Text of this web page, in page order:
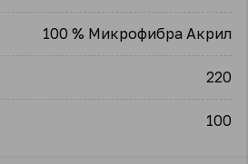
100 % Микрофибра Акрил
220
100